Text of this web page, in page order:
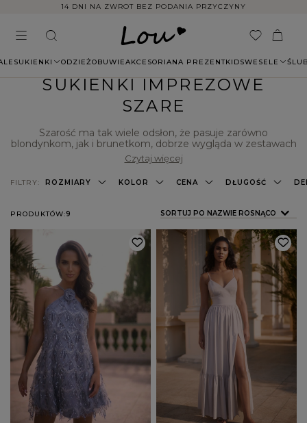
14 DNI NA ZWROT BEZ PODANIA PRZYCZYNY
SUKIENKI ODZIEŻOBUWIEAKCESORIANA PREZENTKIDSWESELE
SUKIENKI IMPREZOWE
SZARE
Szarość ma tak wiele odsłon, że pasuje zarówno
blondynkom, jak i brunetkom, dobrze wygląda w zestawach
eleganckich i jest świetnym wyborem w stylizacjach na co
dzień. Możesz wykorzystać go również w imprezowym
looku! W Lou przygotowaliśmy dla Ciebie duży wybór
imprezowych sukienek w szarym kolorze. To modele
pewnością dopasujesz kreację do typu urody. Zadbaliśmy
też o różnorodność fasonów. Przekonaj się sama! Sprawdź,
jakie szare sukienki imprezowe przygotowaliśmy dla Ciebie
w tej kategorii.
Czytaj więcej
PRODUKTÓW:9 ZMIEŃ SORTOWANIE
SORTUJ PO NAZWIE ROSNĄCO
FILTRY: ROZMIARY KOLOR CENA DŁUGOŚĆ